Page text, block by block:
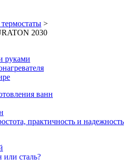
>
2030
руками
ванн
практичность и надежность
или сталь?